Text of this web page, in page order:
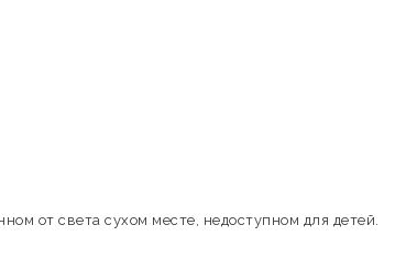
от света сухом месте, недоступном для детей.